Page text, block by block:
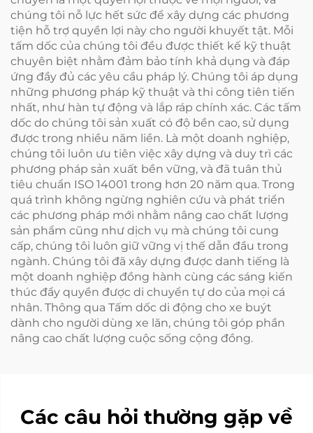
chúng tôi nỗ lực hết sức để xây dựng các phương
tiện hỗ trợ quyền lợi này cho người khuyết tật. Mỗi
tấm dốc của chúng tôi đều được thiết kế kỹ thuật
chuyên biệt nhằm đảm bảo tính khả dụng và đáp
ứng đầy đủ các yêu cầu pháp lý. Chúng tôi áp dụng
những phương pháp kỹ thuật và thi công tiên tiến
nhất, như hàn tự động và lắp ráp chính xác. Các tấm
dốc do chúng tôi sản xuất có độ bền cao, sử dụng
được trong nhiều năm liền. Là một doanh nghiệp,
chúng tôi luôn ưu tiên việc xây dựng và duy trì các
phương pháp sản xuất bền vững, và đã tuân thủ
tiêu chuẩn ISO 14001 trong hơn 20 năm qua. Trong
quá trình không ngừng nghiên cứu và phát triển
các phương pháp mới nhằm nâng cao chất lượng
sản phẩm cũng như dịch vụ mà chúng tôi cung
cấp, chúng tôi luôn giữ vững vị thế dẫn đầu trong
ngành. Chúng tôi đã xây dựng được danh tiếng là
một doanh nghiệp đồng hành cùng các sáng kiến
thúc đẩy quyền được di chuyển tự do của mọi cá
nhân. Thông qua Tấm dốc di động cho xe buýt
dành cho người dùng xe lăn, chúng tôi góp phần
nâng cao chất lượng cuộc sống cộng đồng.
Các câu hỏi thường gặp về